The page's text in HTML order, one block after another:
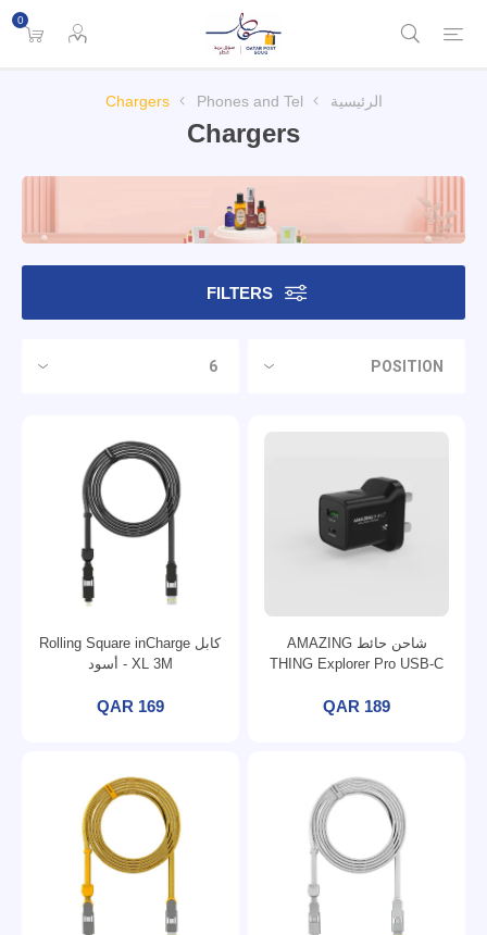
0
الرئيسية Phones and Tel
Chargers
Chargers
FILTERS
شاحن حائط AMAZING
THING Explorer Pro USB-C
QAR 189
كابل Rolling Square inCharge
XL 3M - أسود
QAR 169